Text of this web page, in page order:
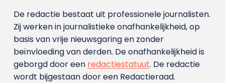
De redactie bestaat uit professionele journalisten.
Zij werken in journalistieke onafhankelijkheid, op
basis van vrije nieuwsgaring en zonder
beïnvloeding van derden. De onafhankelijkheid is
geborgd door een redactiestatuut. De redactie
wordt bijgestaan door een Redactieraad.